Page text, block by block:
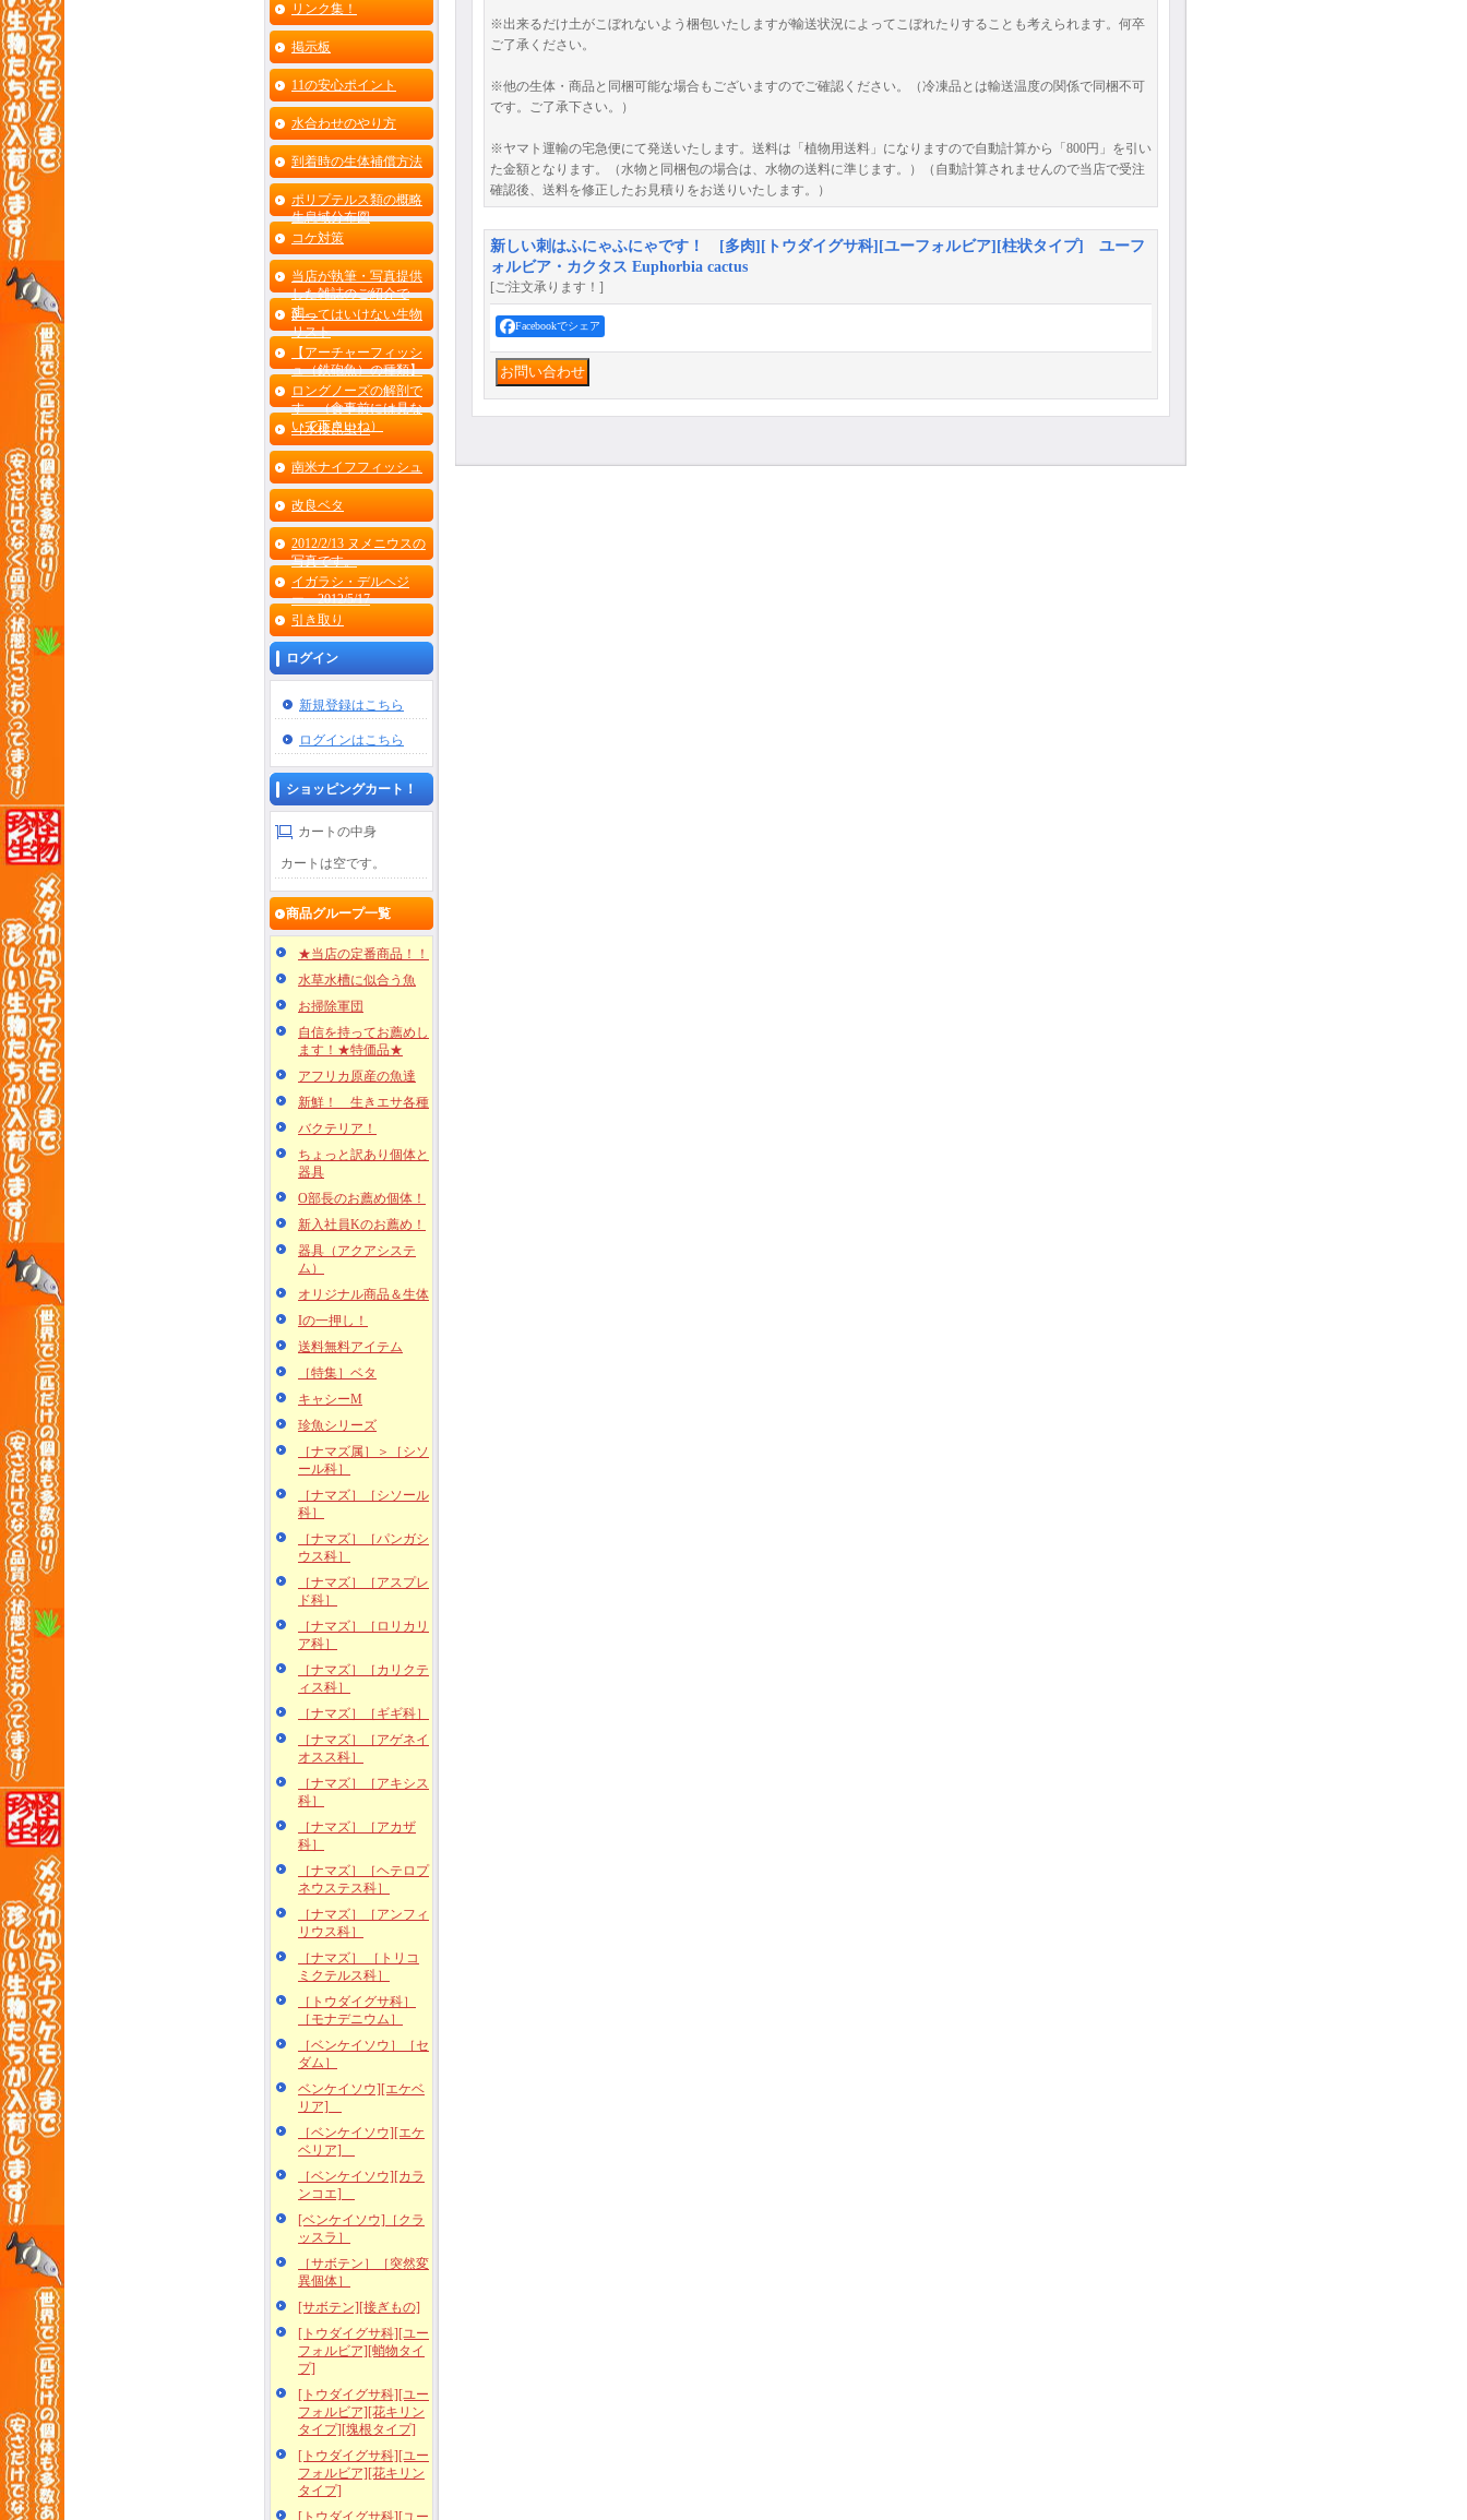
リンク集！
掲示板
11の安心ポイント
水合わせのやり方
到着時の生体補償方法
ポリプテルス類の概略
生息域分布図
コケ対策
当店が執筆・写真提供
した雑誌のご紹介で
す。
飼ってはいけない生物
リスト
【アーチャーフィッシ
ュ（鉄砲魚）の種類】
ロングノーズの解剖で
す （食事前には見な
いで下さいね）
［水棲昆虫］
南米ナイフフィッシュ
改良ベタ
2012/2/13 ヌメニウスの
写真です。
イガラシ・デルヘジ
ー 2012/5/17
引き取り
ログイン
新規登録はこちら
ログインはこちら
ショッピングカート！
カートの中身
カートは空です。
商品グループ一覧
★当店の定番商品！！
水草水槽に似合う魚
お掃除軍団
自信を持ってお薦めし
ます！★特価品★
アフリカ原産の魚達
新鮮！ 生きエサ各種
バクテリア！
ちょっと訳あり個体と
器具
O部長のお薦め個体！
新入社員Kのお薦め！
器具（アクアシステ
ム）
オリジナル商品＆生体
Iの一押し！
送料無料アイテム
［特集］ベタ
キャシーM
珍魚シリーズ
［ナマズ属］＞［シソ
ール科］
［ナマズ］［シソール
科］
［ナマズ］［パンガシ
ウス科］
［ナマズ］［アスプレ
ド科］
［ナマズ］［ロリカリ
ア科］
［ナマズ］［カリクテ
ィス科］
［ナマズ］［ギギ科］
［ナマズ］［アゲネイ
オスス科］
［ナマズ］［アキシス
科］
［ナマズ］［アカザ
科］
［ナマズ］［ヘテロプ
ネウステス科］
［ナマズ］［アンフィ
リウス科］
［ナマズ］ ［トリコ
ミクテルス科］
［トウダイグサ科］
［モナデニウム］
［ベンケイソウ］［セ
ダム］
ベンケイソウ][エケベ
リア]
［ベンケイソウ][エケ
ベリア]
［ベンケイソウ][カラ
ンコエ]
[ベンケイソウ]［クラ
ッスラ］
［サボテン］［突然変
異個体］
[サボテン][接ぎもの]
[トウダイグサ科][ユー
フォルビア][蛸物タイ
プ]
[トウダイグサ科][ユー
フォルビア][花キリン
タイプ][塊根タイプ]
[トウダイグサ科][ユー
フォルビア][花キリン
タイプ]
[トウダイグサ科][ユー
※出来るだけ土がこぼれないよう梱包いたしますが輸送状況によってこぼれたりすることも考えられます。何卒
ご了承ください。
※他の生体・商品と同梱可能な場合もございますのでご確認ください。（冷凍品とは輸送温度の関係で同梱不可
です。ご了承下さい。）
※ヤマト運輸の宅急便にて発送いたします。送料は「植物用送料」になりますので自動計算から「800円」を引い
た金額となります。（水物と同梱包の場合は、水物の送料に準じます。）（自動計算されませんので当店で受注
確認後、送料を修正したお見積りをお送りいたします。）
新しい刺はふにゃふにゃです！ [多肉][トウダイグサ科][ユーフォルビア][柱状タイプ] ユーフ
ォルビア・カクタス Euphorbia cactus
[ご注文承ります！]
Facebookでシェア